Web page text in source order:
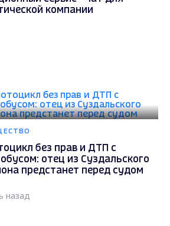
компании
без прав и ДТП с
отец из Суздальского
предстанет перед судом
назад